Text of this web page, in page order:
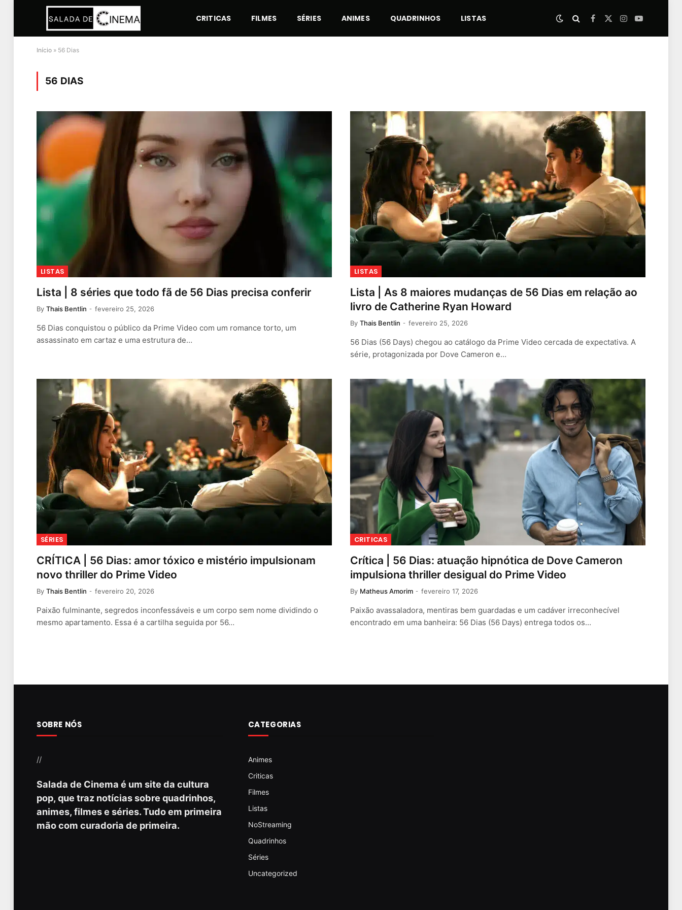
CRITICAS FILMES SÉRIES ANIMES QUADRINHOS LISTAS Facebook
X
Instagram
YouTube
Início » 56 Dias
56 DIAS
LISTAS
Lista | 8 séries que todo fã de 56 Dias precisa conferir
By Thais Bentlin fevereiro 25, 2026
56 Dias conquistou o público da Prime Video com um romance torto, um
assassinato em cartaz e uma estrutura de…
LISTAS
Lista | As 8 maiores mudanças de 56 Dias em relação ao
livro de Catherine Ryan Howard
By Thais Bentlin fevereiro 25, 2026
56 Dias (56 Days) chegou ao catálogo da Prime Video cercada de expectativa. A
série, protagonizada por Dove Cameron e…
SÉRIES
CRÍTICA | 56 Dias: amor tóxico e mistério impulsionam
novo thriller do Prime Video
By Thais Bentlin fevereiro 20, 2026
Paixão fulminante, segredos inconfessáveis e um corpo sem nome dividindo o
mesmo apartamento. Essa é a cartilha seguida por 56…
CRITICAS
Crítica | 56 Dias: atuação hipnótica de Dove Cameron
impulsiona thriller desigual do Prime Video
By Matheus Amorim fevereiro 17, 2026
Paixão avassaladora, mentiras bem guardadas e um cadáver irreconhecível
encontrado em uma banheira: 56 Dias (56 Days) entrega todos os…
SOBRE NÓS
//
Salada de Cinema é um site da cultura
pop, que traz notícias sobre quadrinhos,
animes, filmes e séries. Tudo em primeira
mão com curadoria de primeira.
CATEGORIAS
Animes
Criticas
Filmes
Listas
NoStreaming
Quadrinhos
Séries
Uncategorized